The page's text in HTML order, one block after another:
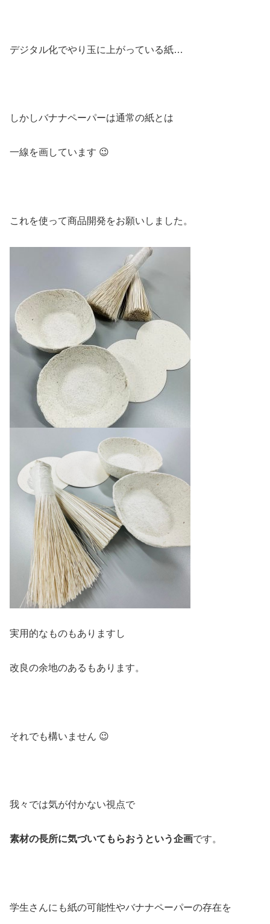
デジタル化でやり玉に上がっている紙…
しかしバナナペーパーは通常の紙とは
一線を画しています 😉
これを使って商品開発をお願いしました。
実用的なものもありますし
改良の余地のあるもあります。
それでも構いません 😉
我々では気が付かない視点で
素材の長所に気づいてもらおうという企画です。
学生さんにも紙の可能性やバナナペーパーの存在を